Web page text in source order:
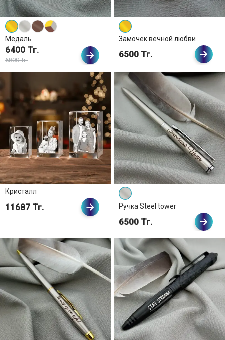
Медаль
6400 Тг.
6800 Тг.
Замочек вечной любви
6500 Тг.
Кристалл
11687 Тг. Ручка Steel tower
6500 Тг.